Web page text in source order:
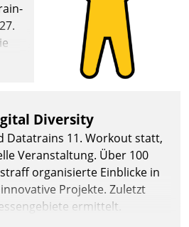
Diversity
Datatrains 11. Workout statt,
Veranstaltung. Über 100
organisierte Einblicke in
Projekte. Zuletzt
ermittelt.